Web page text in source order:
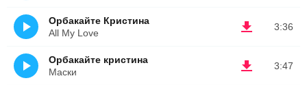
3:36
Орбакайте Кристина
All My Love
3:47
Орбакайте кристина
Маски